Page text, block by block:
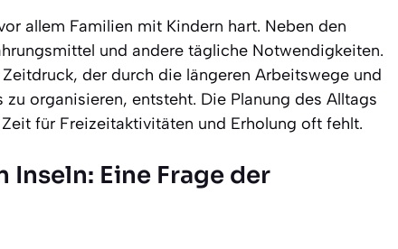
allem Familien mit Kindern hart. Neben den
und andere tägliche Notwendigkeiten.
der durch die längeren Arbeitswege und
organisieren, entsteht. Die Planung des Alltags
für Freizeitaktivitäten und Erholung oft fehlt.
Eine Frage der